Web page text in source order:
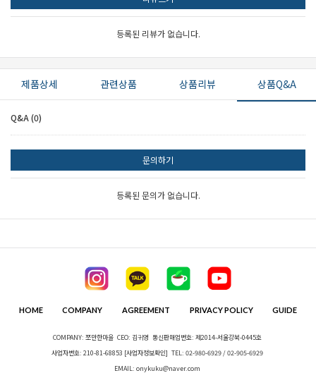
등록된 리뷰가 없습니다.
제품상세 관련상품 상품리뷰 상품Q&A
Q&A (0)
문의하기
등록된 문의가 없습니다.
HOME COMPANY AGREEMENT PRIVACY POLICY GUIDE
COMPANY: 쪼만한마을 CEO: 김귀영 통신판매업번호: 제2014-서울강북-0445호
사업자번호: 210-81-68853 [사업자정보확인] TEL: 02-980-6929 / 02-905-6929
EMAIL: onykuku@naver.com